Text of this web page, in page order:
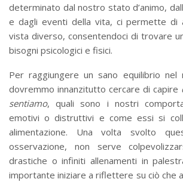
determinato dal nostro stato d’animo,
e dagli eventi della vita, ci permette di
vista diverso, consentendoci di trovare
bisogni psicologici e fisici.
Per raggiungere un sano equilibrio nel
dovremmo innanzitutto cercare di capire
sentiamo, quali sono i nostri
emotivi o distruttivi e come essi si
alimentazione. Una volta svolto
osservazione, non serve
drastiche o infiniti allenamenti in
importante iniziare a riflettere su ciò che